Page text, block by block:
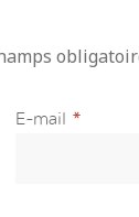
E-mail *